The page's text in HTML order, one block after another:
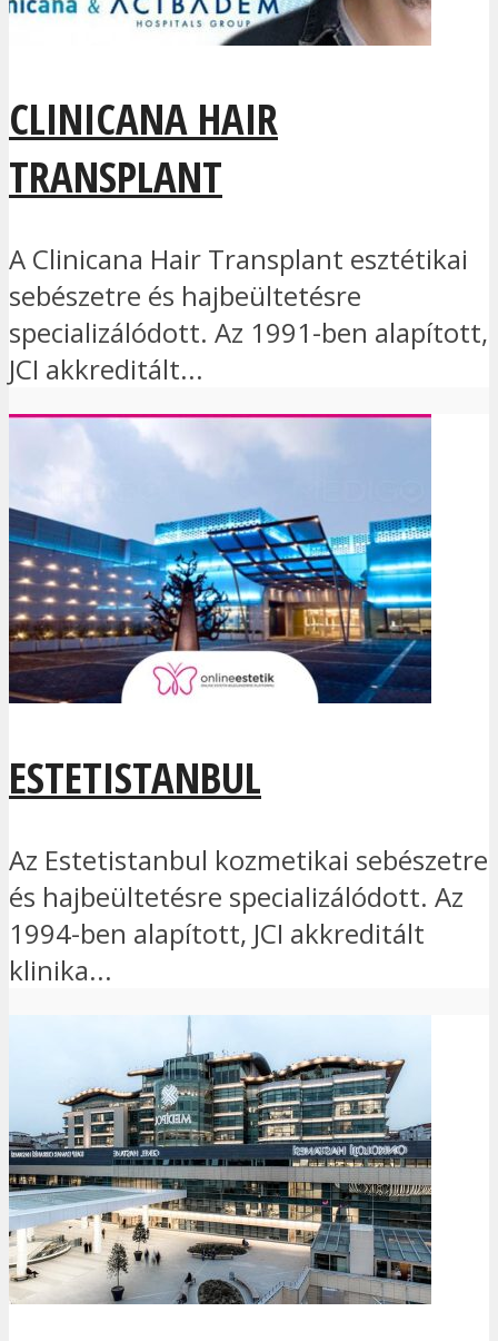
CLINICANA HAIR
TRANSPLANT
A Clinicana Hair Transplant esztétikai
sebészetre és hajbeültetésre
specializálódott. Az 1991-ben alapított,
JCI akkreditált...
ESTETISTANBUL
Az Estetistanbul kozmetikai sebészetre
és hajbeültetésre specializálódott. Az
1994-ben alapított, JCI akkreditált
klinika...